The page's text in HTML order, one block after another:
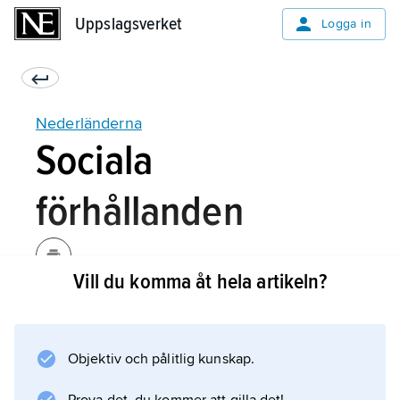
Uppslagsverket Logga in
Nederländerna
Sociala
förhållanden
socialförsäkringarna omfattar folkpension,
änke- och barnpension, handikappension,
sjuk- och arbetslöshetsförsäkring, barnbidrag,
Vill du komma åt hela artikeln?
Objektiv och pålitlig kunskap.